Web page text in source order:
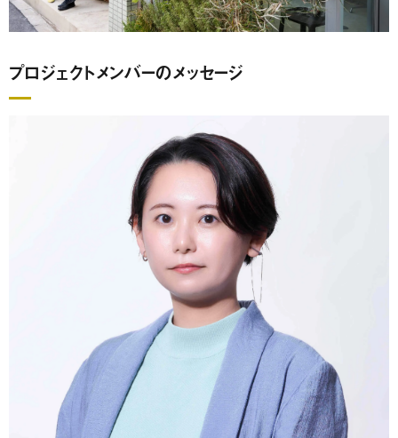
プロジェクトメンバーのメッセージ